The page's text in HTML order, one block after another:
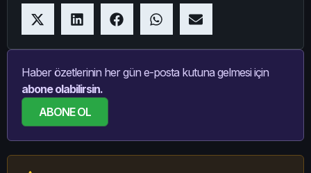
Haber özetlerinin her gün e-posta kutuna gelmesi için
abone olabilirsin.
ABONE OL